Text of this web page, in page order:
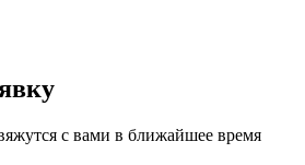
с вами в ближайшее время